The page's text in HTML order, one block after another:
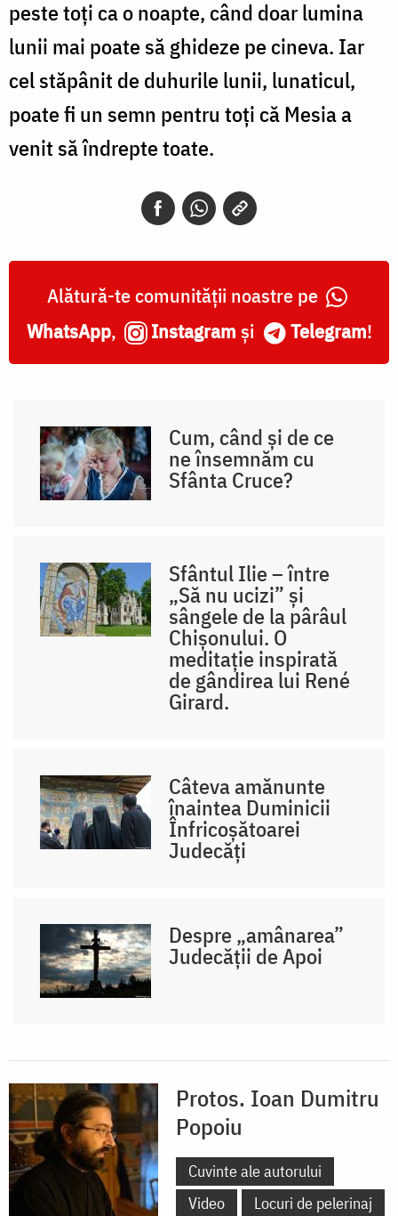
peste toți ca o noapte, când doar lumina
lunii mai poate să ghideze pe cineva. Iar
cel stăpânit de duhurile lunii, lunaticul,
poate fi un semn pentru toți că Mesia a
venit să îndrepte toate.
Alătură-te comunității noastre pe
WhatsApp, Instagram și Telegram!
Cum, când și de ce
ne însemnăm cu
Sfânta Cruce?
Sfântul Ilie – între
„Să nu ucizi” și
sângele de la pârâul
Chișonului. O
meditație inspirată
de gândirea lui René
Girard.
Câteva amănunte
înaintea Duminicii
Înfricoșătoarei
Judecăți
Despre „amânarea”
Judecății de Apoi
Protos. Ioan Dumitru
Popoiu
Cuvinte ale autorului
Video
Locuri de pelerinaj